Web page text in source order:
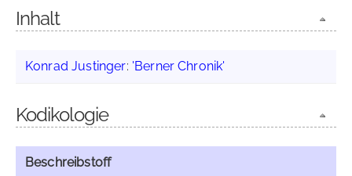
Inhalt
Konrad Justinger: 'Berner Chronik'
Kodikologie
Beschreibstoff